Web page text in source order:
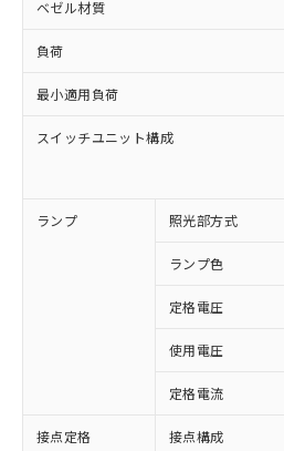
ベゼル材質
負荷
最小適用負荷
スイッチユニット構成
ランプ 照光部方式
ランプ色
定格電圧
使用電圧
定格電流
接点定格 接点構成